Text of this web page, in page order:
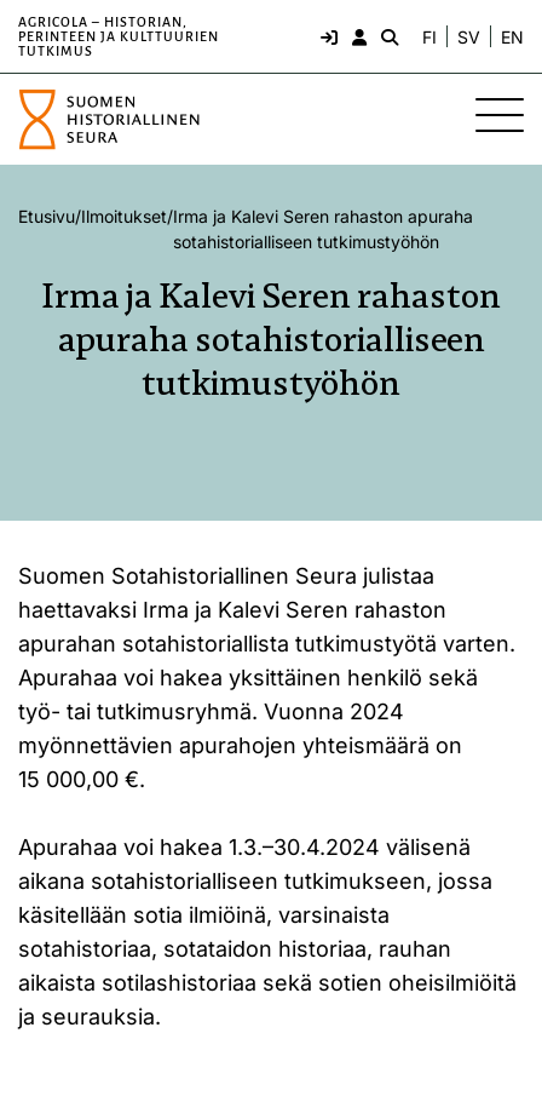
AGRICOLA – HISTORIAN,
PERINTEEN JA KULTTUURIEN
TUTKIMUS
FI SV EN
Etusivu/Ilmoitukset/Irma ja Kalevi Seren rahaston apuraha
sotahistorialliseen tutkimustyöhön
Irma ja Kalevi Seren rahaston
apuraha sotahistorialliseen
tutkimustyöhön
Suomen Sotahistoriallinen Seura julistaa
haettavaksi Irma ja Kalevi Seren rahaston
apurahan sotahistoriallista tutkimustyötä varten.
Apurahaa voi hakea yksittäinen henkilö sekä
työ- tai tutkimusryhmä. Vuonna 2024
myönnettävien apurahojen yhteismäärä on
15 000,00 €.
Apurahaa voi hakea 1.3.–30.4.2024 välisenä
aikana sotahistorialliseen tutkimukseen, jossa
käsitellään sotia ilmiöinä, varsinaista
sotahistoriaa, sotataidon historiaa, rauhan
aikaista sotilashistoriaa sekä sotien oheisilmiöitä
ja seurauksia.